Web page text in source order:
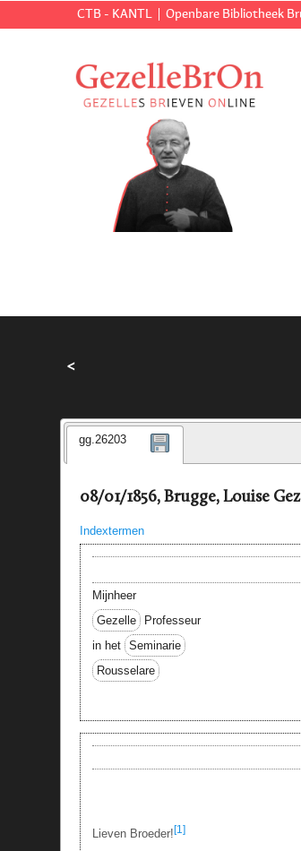
CTB - KANTL Openbare Bibliotheek
<
gg.26203
08/01/1856, Brugge, Louise
Indextermen
Mijnheer
Gezelle Professeur
in het Seminarie
Rousselare
Lieven Broeder![1]